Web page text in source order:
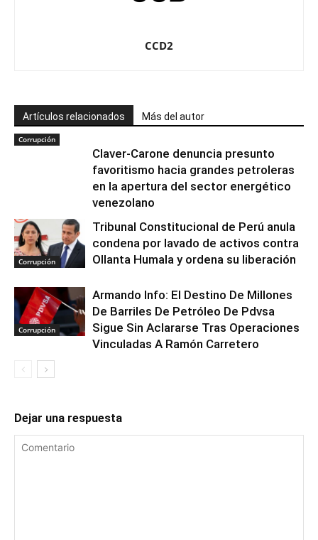
CCD2
Artículos relacionados Más del autor
Corrupción
Claver-Carone denuncia presunto
favoritismo hacia grandes petroleras
en la apertura del sector energético
venezolano
Corrupción
Tribunal Constitucional de Perú anula
condena por lavado de activos contra
Ollanta Humala y ordena su liberación
Corrupción
Armando Info: El Destino De Millones
De Barriles De Petróleo De Pdvsa
Sigue Sin Aclararse Tras Operaciones
Vinculadas A Ramón Carretero
Dejar una respuesta